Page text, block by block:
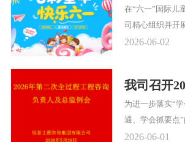
上午，我司组织
生产月”宣誓活动
过线上和线下相
童节暖心
在“六一”国际儿
司精心组织并开
动，为全体职工
在恒泰大家庭中
2026-06-02
我司召开
全过程咨
监例会
为进一步落实“
通、学会抓要点
2026年5月29日
2026-06-01